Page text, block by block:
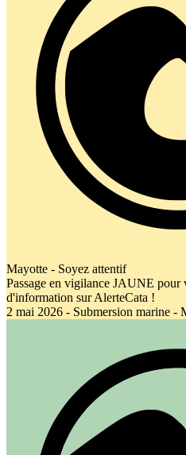
Mayotte - Soyez attentif
Passage en vigilance JAUNE pour
d'information sur AlerteCata !
2 mai 2026 - Submersion marine -